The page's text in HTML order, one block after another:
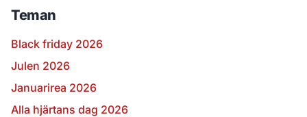
Teman
Black friday 2026
Julen 2026
Januarirea 2026
Alla hjärtans dag 2026